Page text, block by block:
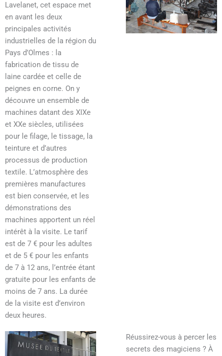
Lavelanet, cet espace met
en avant les deux
principales activités
industrielles de la région du
Pays d’Olmes : la
fabrication de tissu de
laine cardée et celle de
peignes en corne. On y
découvre un ensemble de
machines datant des XIXe
et XXe siècles, utilisées
pour le filage, le tissage, la
teinture et d’autres
processus de production
textile. L’atmosphère des
premières manufactures
est bien conservée, et les
démonstrations des
machines apportent un réel
intérêt à la visite. Le tarif
est de 7 € pour les adultes
et de 5 € pour les enfants
de 7 à 12 ans, l’entrée étant
gratuite pour les enfants de
moins de 7 ans. La durée
de la visite est d’environ
deux heures.
Réussirez-vous à percer les
secrets des magiciens ? À